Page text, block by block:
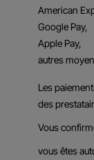
American
Google Pay,
Apple Pay,
autres
Les
des
Vous
vous êtes